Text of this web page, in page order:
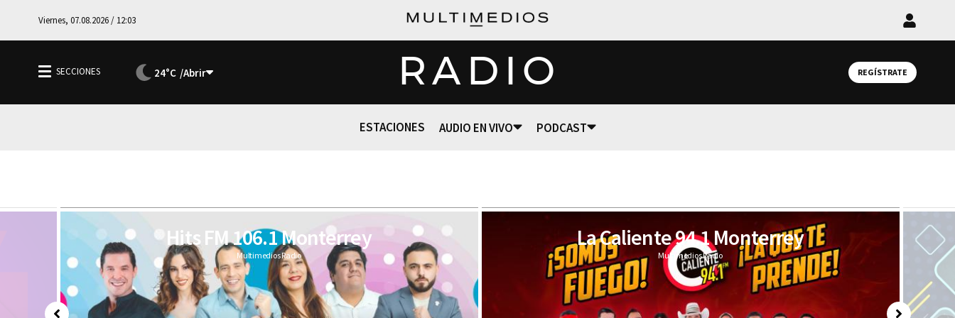
Viernes, 07.08.2026 / 12:03
Iniciar
24°C RADIO REGÍSTRATE
ESTACIONES AUDIO EN VIVO PODCAST
Hits FM 106.1 Monterrey
Multimedios Radio
La Caliente 94.1 Monterrey
Multimedios Radio